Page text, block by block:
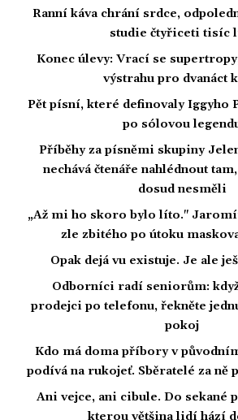
Ranní káva chrání srdce,
studie čtyřiceti tisíc
Konec úlevy: Vrací se
výstrahu pro dvanáct
Pět písní, které definovaly Iggyho
po sólovou
Příběhy za písněmi skupiny
nechává čtenáře nahlédnout
dosud nesměli
„Až mi ho skoro bylo líto."
zle zbitého po útoku
Opak dejá vu existuje. Je ale
Odborníci radí seniorům:
prodejci po telefonu, řekněte
pokoj
Kdo má doma příbory v
podívá na rukojeť. Sběratelé za ně
Ani vejce, ani cibule. Do sekané
kterou většina lidí hází